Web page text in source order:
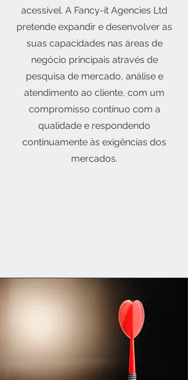
acessível. A Fancy-it Agencies Ltd
pretende expandir e desenvolver as
suas capacidades nas áreas de
negócio principais através de
pesquisa de mercado, análise e
atendimento ao cliente, com um
compromisso contínuo com a
qualidade e respondendo
continuamente às exigências dos
mercados.